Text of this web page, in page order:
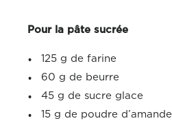
Pour la pâte sucrée
125 g de farine
60 g de beurre
45 g de sucre glace
15 g de poudre d’amande